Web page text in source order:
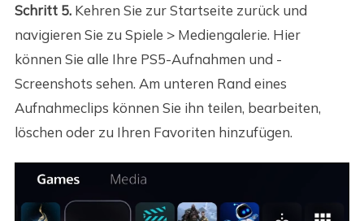
Schritt 5.Kehren Sie zur Startseite zurück und
navigieren Sie zu Spiele > Mediengalerie. Hier
können Sie alle Ihre PS5-Aufnahmen und -
Screenshots sehen. Am unteren Rand eines
Aufnahmeclips können Sie ihn teilen, bearbeiten,
löschen oder zu Ihren Favoriten hinzufügen.